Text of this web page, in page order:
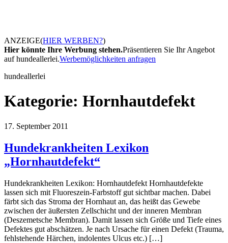
ANZEIGE(HIER WERBEN?)
Hier könnte Ihre Werbung stehen.Präsentieren Sie Ihr Angebot
auf hundeallerlei.Werbemöglichkeiten anfragen
hundeallerlei
Kategorie: Hornhautdefekt
17. September 2011
Hundekrankheiten Lexikon
„Hornhautdefekt“
Hundekrankheiten Lexikon: Hornhautdefekt Hornhautdefekte
lassen sich mit Fluoreszein-Farbstoff gut sichtbar machen. Dabei
färbt sich das Stroma der Hornhaut an, das heißt das Gewebe
zwischen der äußersten Zellschicht und der inneren Membran
(Deszemetsche Membran). Damit lassen sich Größe und Tiefe eines
Defektes gut abschätzen. Je nach Ursache für einen Defekt (Trauma,
fehlstehende Härchen, indolentes Ulcus etc.) […]